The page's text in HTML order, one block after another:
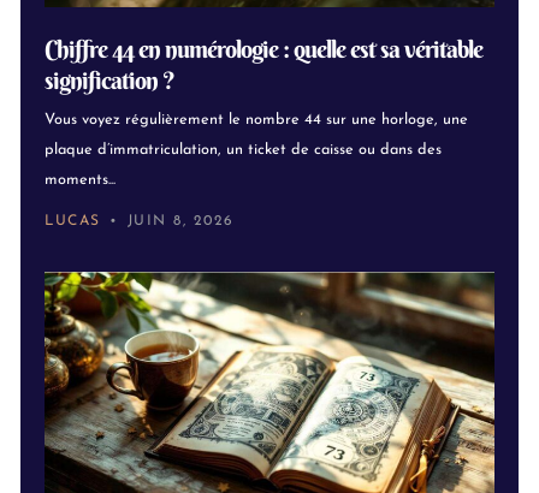
Chiffre 44 en numérologie : quelle est sa véritable
signification ?
Vous voyez régulièrement le nombre 44 sur une horloge, une
plaque d’immatriculation, un ticket de caisse ou dans des
moments...
LUCAS JUIN 8, 2026